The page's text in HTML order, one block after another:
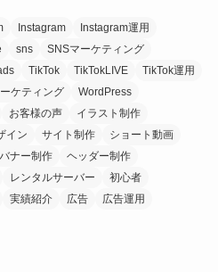
Instagram
Instagram運用
sns
SNSマーケティング
TikTok TikTokLIVE
TikTok運用
ケティング
WordPress
お客様の声
イラスト制作
イン サイト制作
ショート動画
バナー制作
ヘッダー制作
レンタルサーバー
初心者
実績紹介 広告
広告運用